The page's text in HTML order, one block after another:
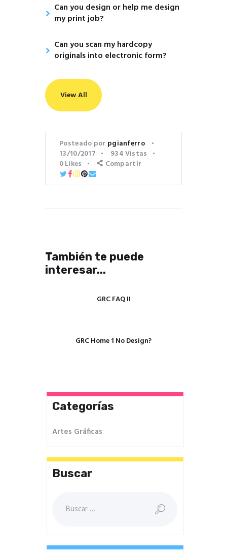
Can you design or help me design
my print job?
Can you scan my hardcopy
originals into electronic form?
View All
Posteado por pgianferro
13/10/2017
934Vistas
0Likes Compartir
También te puede
interesar...
GRC FAQ II
GRC Home 1 No Design?
Categorías
Artes Gráficas
Buscar